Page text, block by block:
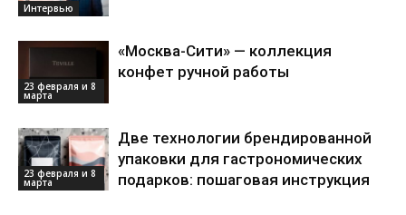
Интервью
23 февраля и 8
марта
«Москва-Сити» — коллекция
конфет ручной работы
23 февраля и 8
марта
Две технологии брендированной
упаковки для гастрономических
подарков: пошаговая инструкция